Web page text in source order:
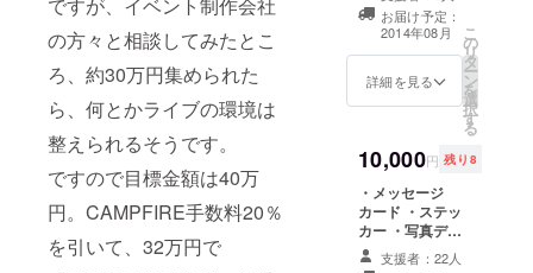
の方々と相談してみたとこ
ろ、約30万円集められた
ら、何とかライブの環境は
整えられるそうです。
ですので目標金額は40万
円。CAMPFIRE手数料20％
を引いて、32万円で
ズを2名様分
お届け予定：
2014年08月
詳細を見る
こ
の
リ
タ
ー
ン
を
選
択
す
る
10,000円 残り8
・メッセージ
カード ・ステッ
カー ・写真デー
タ ・コラボグッ
ズを2名様分 ・
支援者：22人